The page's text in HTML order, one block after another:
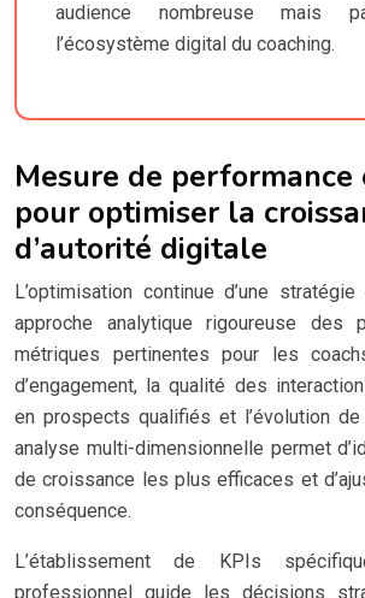
audience nombreuse mais
l’écosystème digital du coaching.
Mesure de
pour optimiser la
d’autorité digitale
L’optimisation continue d’une
approche analytique rigoureuse des
métriques pertinentes pour les
d’engagement, la qualité des
en prospects qualifiés et l’évolution
analyse multi-dimensionnelle permet
de croissance les plus efficaces et
conséquence.
L’établissement de KPIs
professionnel guide les décisions